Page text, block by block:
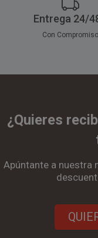
Entrega 24/
Con Compromiso
¿Quieres
Apúntante a nuestra